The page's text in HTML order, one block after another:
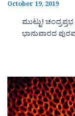
October 19, 2019
ಮುಟ್ಟು!
ಭಾನುವಾರದ